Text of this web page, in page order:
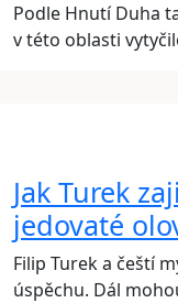
Podle Hnutí Duha
v této oblasti
Jak Turek
jedovaté
Filip Turek a čeští
úspěchu. Dál